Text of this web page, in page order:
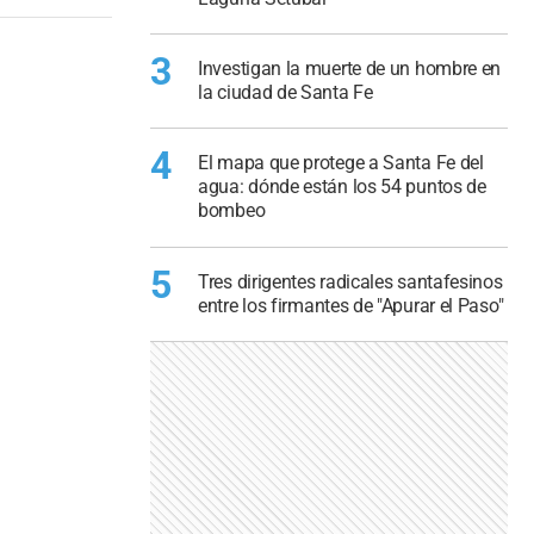
3
Investigan la muerte de un hombre en
la ciudad de Santa Fe
4
El mapa que protege a Santa Fe del
agua: dónde están los 54 puntos de
bombeo
5
Tres dirigentes radicales santafesinos
entre los firmantes de "Apurar el Paso"